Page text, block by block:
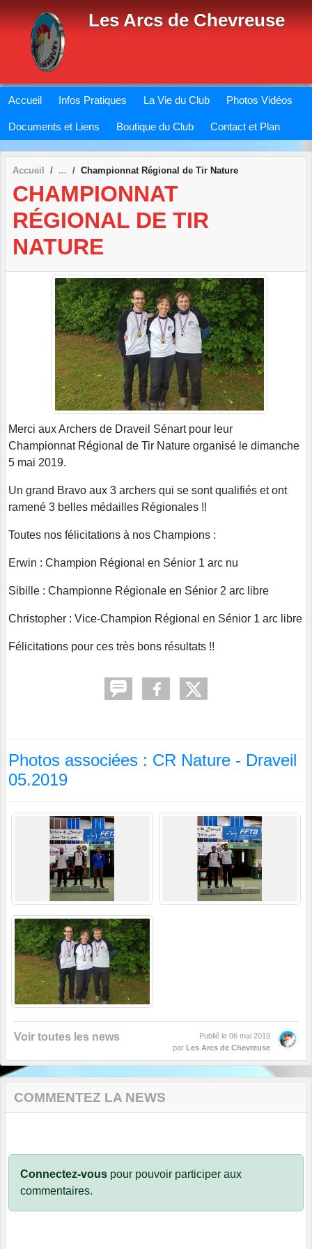
Les Arcs de Chevreuse
Accueil Infos Pratiques La Vie du Club Photos Vidéos
Documents et Liens Boutique du Club Contact et Plan
Accueil Championnat Régional de Tir Nature
CHAMPIONNAT
RÉGIONAL DE TIR
NATURE
Merci aux Archers de Draveil Sénart pour leur
Championnat Régional de Tir Nature organisé le dimanche
5 mai 2019.
Un grand Bravo aux 3 archers qui se sont qualifiés et ont
ramené 3 belles médailles Régionales !!
Toutes nos félicitations à nos Champions :
Erwin : Champion Régional en Sénior 1 arc nu
Sibille : Championne Régionale en Sénior 2 arc libre
Christopher : Vice-Champion Régional en Sénior 1 arc libre
Félicitations pour ces très bons résultats !!
Photos associées : CR Nature - Draveil
05.2019
Voir toutes les news Publié le 06 mai 2019
par
Les Arcs de Chevreuse
COMMENTEZ LA NEWS
Connectez-vous pour pouvoir participer aux
commentaires.